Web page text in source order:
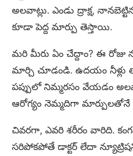
అలవాట్లు. ఎండు ద్రాక్ష,
కూడా పెద్ద మార్పు తెస్తాయి.
మరి మీరు ఏం చేద్దాం? ఈ రోజు
మార్చి చూడండి. ఉదయం నీళ్లు
పప్పులో నిమ్మరసం వేయడం
ఆరోగ్యం నెమ్మదిగా మార్పులతోనే
చివరగా, ఎవరి శరీరం వారిది.
సరిపోకపోతే డాక్టర్ లేదా